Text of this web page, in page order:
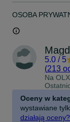
OSOBA
5.0 / 5
(213
Na
Oceny w
wystawiane
działają oceny?